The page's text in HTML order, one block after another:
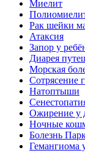
Миелит
Рак шейки
Атаксия
Запор у
Диарея
Морская
Сотрясение
Натоптыши
Ожирение у
Ночные
Болезнь
Гемангиома